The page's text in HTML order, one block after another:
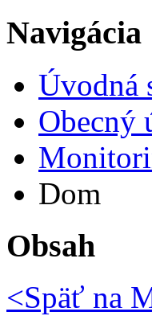
Navigácia
Úvodná
Obecný
Dom
Obsah
<Späť na